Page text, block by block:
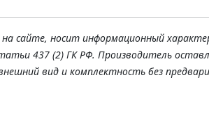
сайте, носит информационный
437 (2) ГК РФ. Производитель
вид и комплектность без